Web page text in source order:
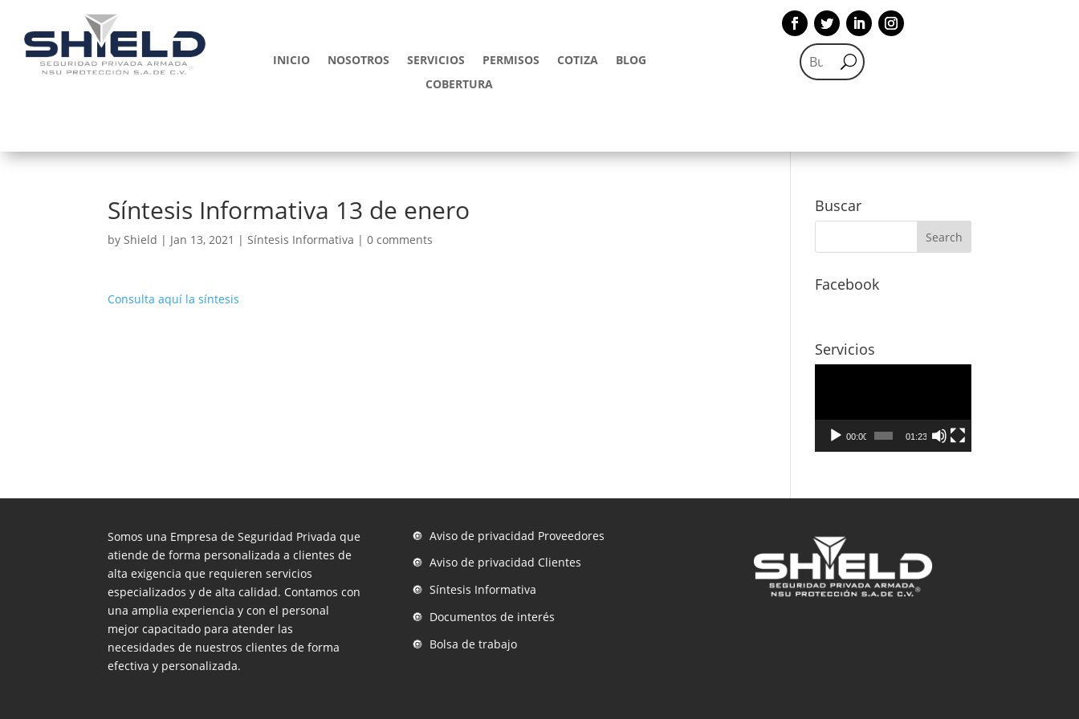
INICIO NOSOTROS SERVICIOS PERMISOS COTIZA
BLOG
COBERTURA
Síntesis Informativa 13 de enero
byShield | Jan 13, 2021 |Síntesis Informativa |0 comments
Consulta aquí la síntesis
Buscar
Facebook
Servicios
00:00 01:23
Somos una Empresa de Seguridad Privada que
atiende de forma personalizada a clientes de
alta exigencia que requieren servicios
especializados y de alta calidad. Contamos con
una amplia experiencia y con el personal
mejor capacitado para atender las
necesidades de nuestros clientes de forma
efectiva y personalizada.
🔘 Aviso de privacidad Proveedores
🔘 Aviso de privacidad Clientes
🔘 Síntesis Informativa
🔘 Documentos de interés
🔘 Bolsa de trabajo